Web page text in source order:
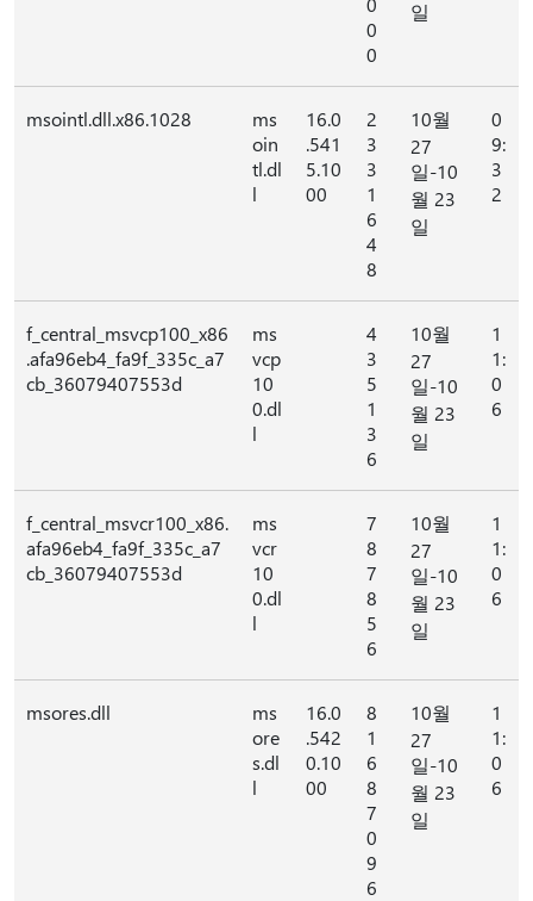
0
0
일
msointl.dll.x86.1028
ms
oin
tl.dl
l
16.0
.541
5.10
00
2
3
3
1
6
4
8
10월
27
일-10
월 23
일
0
9:
3
2
f_central_msvcp100_x86
.afa96eb4_fa9f_335c_a7
cb_36079407553d
ms
vcp
10
0.dl
l
4
3
5
1
3
6
10월
27
일-10
월 23
일
1
1:
0
6
f_central_msvcr100_x86.
afa96eb4_fa9f_335c_a7
cb_36079407553d
ms
vcr
10
0.dl
l
7
8
7
8
5
6
10월
27
일-10
월 23
일
1
1:
0
6
msores.dll
ms
ore
s.dl
l
16.0
.542
0.10
00
8
1
6
8
7
0
9
6
10월
27
일-10
월 23
일
1
1:
0
6